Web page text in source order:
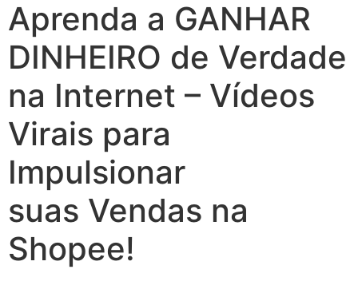
Aprenda a GANHAR
DINHEIRO de Verdade
na Internet – Vídeos
Virais para
Impulsionar
suas Vendas na
Shopee!